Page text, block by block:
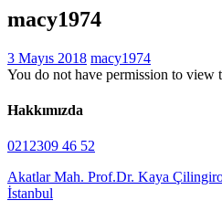
macy1974
3 Mayıs 2018 macy1974
You do not have permission to view
Hakkımızda
0212309 46 52
Akatlar Mah. Prof.Dr. Kaya
İstanbul